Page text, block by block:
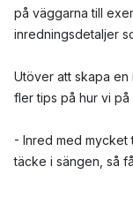
på väggarna till
inredningsdetaljer
Utöver att skapa en
fler tips på hur vi på
- Inred med mycket
täcke i sängen, så